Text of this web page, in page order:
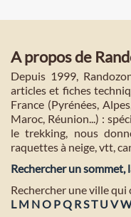
A propos de
Depuis 1999,
articles et fiches
France (Pyrénées,
Maroc, Réunion...) :
le trekking, nous
raquettes à neige, vtt,
Rechercher un sommet,
Rechercher une ville qui
L M NO PQ RST U VW